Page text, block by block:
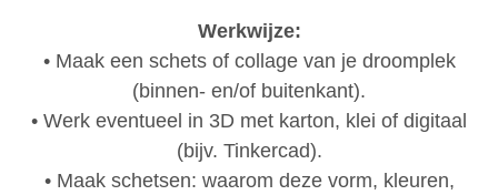
Werkwijze:
• Maak een schets of collage van je droomplek
(binnen- en/of buitenkant).
• Werk eventueel in 3D met karton, klei of digitaal
(bijv. Tinkercad).
• Maak schetsen: waarom deze vorm, kleuren,